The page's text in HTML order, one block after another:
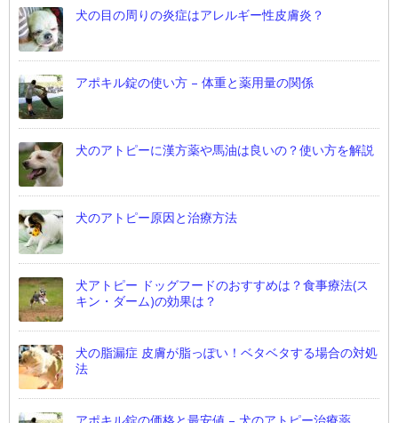
犬の目の周りの炎症はアレルギー性皮膚炎？
アポキル錠の使い方 – 体重と薬用量の関係
犬のアトピーに漢方薬や馬油は良いの？使い方を解説
犬のアトピー原因と治療方法
犬アトピー ドッグフードのおすすめは？食事療法(ス
キン・ダーム)の効果は？
犬の脂漏症 皮膚が脂っぽい！ベタベタする場合の対処
法